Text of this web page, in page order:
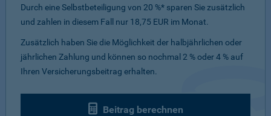
Durch eine Selbstbeteiligung von 20 %* sparen Sie zusätzlich
und zahlen in diesem Fall nur 18,75 EUR im Monat.
Zusätzlich haben Sie die Möglichkeit der halbjährlichen oder
jährlichen Zahlung und können so nochmal 2 % oder 4 % auf
Ihren Versicherungsbeitrag erhalten.
Beitrag berechnen